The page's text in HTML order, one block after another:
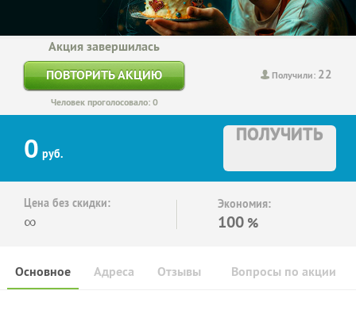
Получили: 22
Акция завершилась
ПОВТОРИТЬ АКЦИЮ
Человек проголосовало: 0
0 руб.
ПОЛУЧИТЬ
Цена без скидки:
∞
Экономия:
100 %
Основное Отзывы Вопросы по акции
Адреса